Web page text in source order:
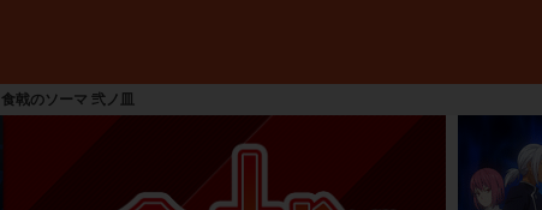
食戟のソーマ 弐ノ皿